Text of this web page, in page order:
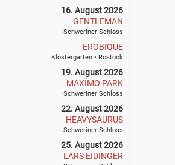
16. August 2026
GENTLEMAN
Schweriner Schloss
EROBIQUE
Klostergarten • Rostock
19. August 2026
MAXÏMO PARK
Schweriner Schloss
22. August 2026
HEAVYSAURUS
Schweriner Schloss
25. August 2026
LARS EIDINGER